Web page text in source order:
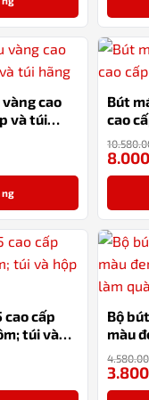
cao
và túi
Bút
cao
cao cấp
túi và
Bộ
màu
hộp